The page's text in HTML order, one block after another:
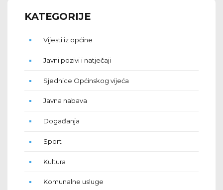
KATEGORIJE
Vijesti iz općine
Javni pozivi i natječaji
Sjednice Općinskog vijeća
Javna nabava
Događanja
Sport
Kultura
Komunalne usluge